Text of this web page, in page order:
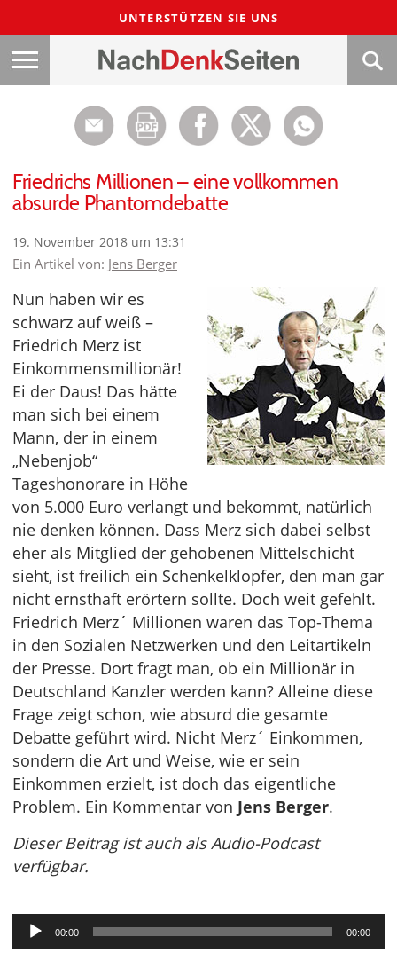
UNTERSTÜTZEN SIE UNS
Friedrichs Millionen – eine vollkommen
absurde Phantomdebatte
19. November 2018 um 13:31
Ein Artikel von: Jens Berger
Nun haben wir es
schwarz auf weiß –
Friedrich Merz ist
Einkommensmillionär!
Ei der Daus! Das hätte
man sich bei einem
Mann, der in einem
„Nebenjob“
Tageshonorare in Höhe
von 5.000 Euro verlangt und bekommt, natürlich
nie denken können. Dass Merz sich dabei selbst
eher als Mitglied der gehobenen Mittelschicht
sieht, ist freilich ein Schenkelklopfer, den man gar
nicht ernsthaft erörtern sollte. Doch weit gefehlt.
Friedrich Merz´ Millionen waren das Top-Thema
in den Sozialen Netzwerken und den Leitartikeln
der Presse. Dort fragt man, ob ein Millionär in
Deutschland Kanzler werden kann? Alleine diese
Frage zeigt schon, wie absurd die gesamte
Debatte geführt wird. Nicht Merz´ Einkommen,
sondern die Art und Weise, wie er sein
Einkommen erzielt, ist doch das eigentliche
Problem. Ein Kommentar von Jens Berger.
Dieser Beitrag ist auch als Audio-Podcast
verfügbar.
Audio-
Player
00:00 00:00